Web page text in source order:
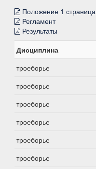
Положение 1 страница
Регламент
Результаты
Дисциплина
троеборье
троеборье
троеборье
троеборье
троеборье
троеборье